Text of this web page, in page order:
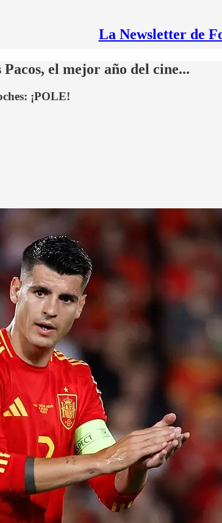
La Newsletter de
el mejor año del cine...
¡POLE!